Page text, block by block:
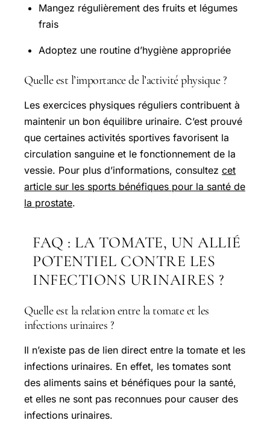
Mangez régulièrement des fruits et légumes
frais
Adoptez une routine d’hygiène appropriée
Quelle est l’importance de l’activité physique ?
Les exercices physiques réguliers contribuent à
maintenir un bon équilibre urinaire. C’est prouvé
que certaines activités sportives favorisent la
circulation sanguine et le fonctionnement de la
vessie. Pour plus d’informations, consultez cet
article sur les sports bénéfiques pour la santé de
la prostate.
FAQ : LA TOMATE, UN ALLIÉ
POTENTIEL CONTRE LES
INFECTIONS URINAIRES ?
Quelle est la relation entre la tomate et les
infections urinaires ?
Il n’existe pas de lien direct entre la tomate et les
infections urinaires. En effet, les tomates sont
des aliments sains et bénéfiques pour la santé,
et elles ne sont pas reconnues pour causer des
infections urinaires.